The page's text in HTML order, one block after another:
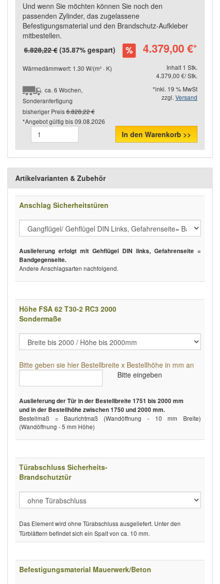
Und wenn Sie möchten können Sie noch den
passenden Zylinder, das zugelassene
Befestigungsmaterial und den Brandschutz-Aufkleber
mitbestellen.
6.828,22 € (35.87% gespart) 4.379,00 €*
Wärmedämmwert: 1.30 W/(m² · K)
Inhalt 1 Stk.
4.379,00 €/ Stk.
ca. 6 Wochen,
Sonderanfertigung
*inkl. 19 % MwSt
zzgl. Versand
bisheriger Preis6.828,22 €
*Angebot gültig bis09.08.2026
In den Warenkorb >>
Artikelvarianten & Zubehör
Anschlag Sicherheitstüren
Auslieferung erfolgt mit Gehflügel DIN links, Gefahrenseite =
Bandgegenseite.
Andere Anschlagsarten nachfolgend.
Höhe FSA 62 T30-2 RC3 2000
Sondermaße
Bitte geben sie hier Bestellbreite x Bestellhöhe in mm an
Bitte eingeben
Auslieferung der Tür in der Bestellbreite 1751 bis 2000 mm
und in der Bestellhöhe zwischen 1750 und 2000 mm.
Bestellmaß = Baurichtmaß (Wandöffnung - 10 mm Breite)
(Wandöffnung - 5 mm Höhe)
Türabschluss Sicherheits-
Brandschutztür
Das Element wird ohne Türabschluss ausgeliefert. Unter den
Türblättern befindet sich ein Spalt von ca. 10 mm.
Befestigungsmaterial Mauerwerk/Beton